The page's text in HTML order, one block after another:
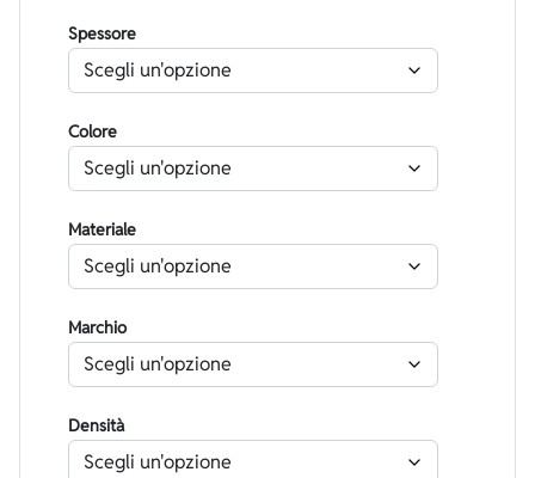
Spessore
Colore
Materiale
Marchio
Densità